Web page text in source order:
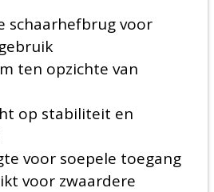
schaarhefbrug voor
ten opzichte van
op stabiliteit en
voor soepele toegang
voor zwaardere